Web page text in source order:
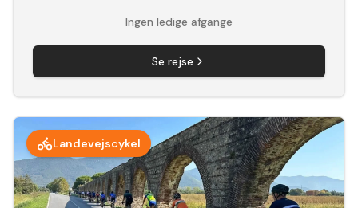
Ingen ledige afgange
Se rejse
Landevejscykel